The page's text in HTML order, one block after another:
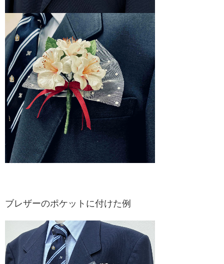
ブレザーのポケットに付けた例